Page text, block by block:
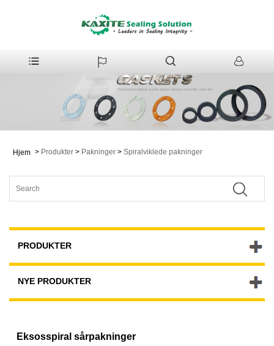
Hjem > Produkter > Pakninger > Spiralviklede pakninger
PRODUKTER
NYE PRODUKTER
Eksosspiral sårpakninger